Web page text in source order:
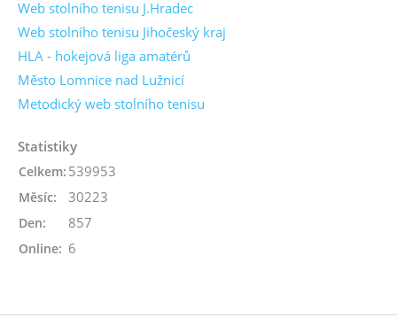
Web stolního tenisu J.Hradec
Web stolního tenisu Jihočeský kraj
HLA - hokejová liga amatérů
Město Lomnice nad Lužnicí
Metodický web stolního tenisu
Statistiky
Online: 6
Celkem: 539953
Měsíc: 30223
Den: 857